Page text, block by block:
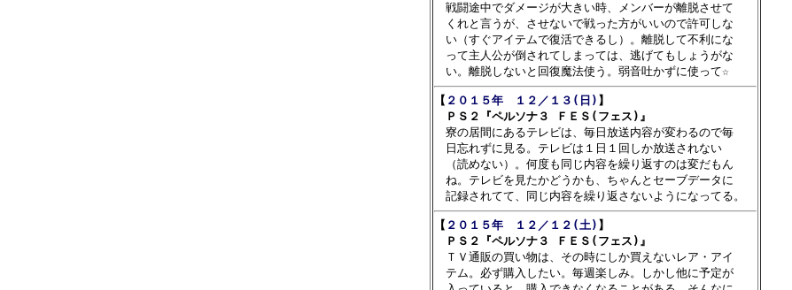
戦闘途中でダメージが大きい時、メンバーが離脱させて
くれと言うが、させないで戦った方がいいので許可しな
い（すぐアイテムで復活できるし）。離脱して不利にな
って主人公が倒されてしまっては、逃げてもしょうがな
【 ２０１５年　１２／１３(日) 】
ＰＳ２『ペルソナ３ ＦＥＳ(フェス)』
寮の居間にあるテレビは、毎日放送内容が変わるので毎
日忘れずに見る。テレビは１日１回しか放送されない
（読めない）。何度も同じ内容を繰り返すのは変だもん
ね。テレビを見たかどうかも、ちゃんとセーブデータに
【 ２０１５年　１２／１２(土) 】
ＰＳ２『ペルソナ３ ＦＥＳ(フェス)』
ＴＶ通販の買い物は、その時にしか買えないレア・アイ
テム。必ず購入したい。毎週楽しみ。しかし他に予定が